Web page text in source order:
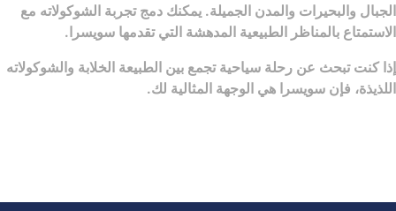
الجبال والبحيرات والمدن الجميلة. يمكنك دمج تجربة الشوكولاته مع
الاستمتاع بالمناظر الطبيعية المدهشة التي تقدمها سويسرا.
إذا كنت تبحث عن رحلة سياحية تجمع بين الطبيعة الخلابة والشوكولاته
اللذيذة، فإن سويسرا هي الوجهة المثالية لك.